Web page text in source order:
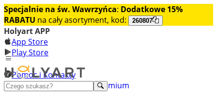
Specjalnie na św. Wawrzyńca: Dodatkowe 15%
RABATU na cały asortyment, kod: 260807
Holyart APP
App Store
Play Store
Pomoc i Kontakty
+48 222 922 860
Odkryj premium